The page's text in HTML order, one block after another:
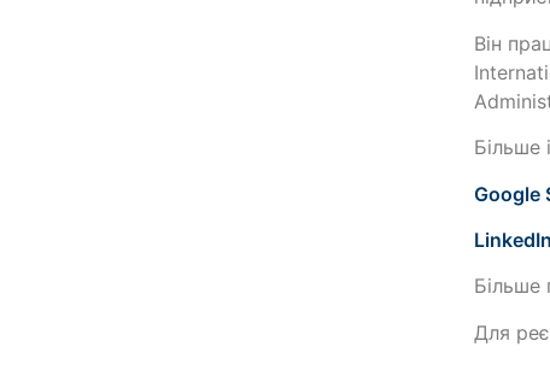
Він
Більше
Google
LinkedIn
Для